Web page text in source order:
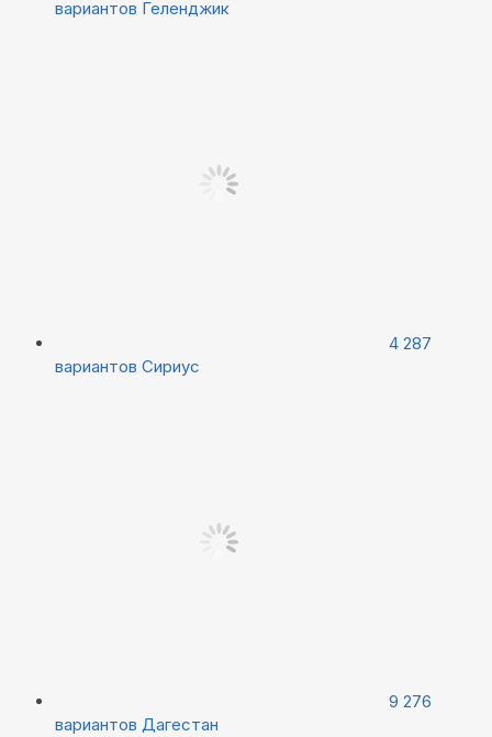
вариантов Геленджик
4 287
вариантов Сириус
9 276
вариантов Дагестан